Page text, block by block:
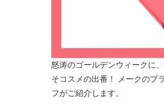
怒涛のゴールデンウィークに
そコスメの出番！ メークのプ
フがご紹介します。